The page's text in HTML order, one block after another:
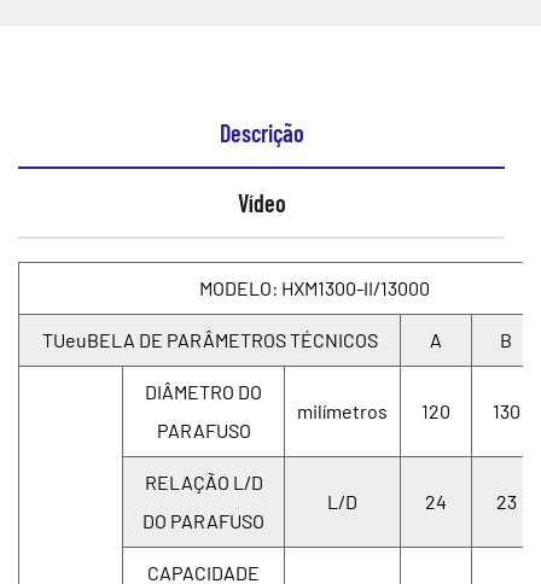
Descrição
Vídeo
MODELO: HXM1300-II/13000
TUeuBELA DE PARÂMETROS TÉCNICOS A B
DIÂMETRO DO
PARAFUSO
milímetros 120 130
RELAÇÃO L/D
DO PARAFUSO
L/D 24 23
CAPACIDADE